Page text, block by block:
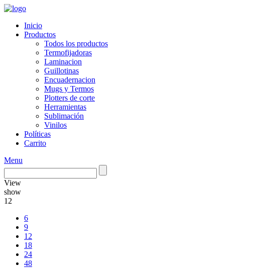
Inicio
Productos
Todos los productos
Termofijadoras
Laminacion
Guillotinas
Encuadernacion
Mugs y Termos
Plotters de corte
Herramientas
Sublimación
Vinilos
Políticas
Carrito
Menu
View
show
12
6
9
12
18
24
48